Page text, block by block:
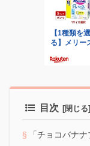
目次
「チョコバナナ